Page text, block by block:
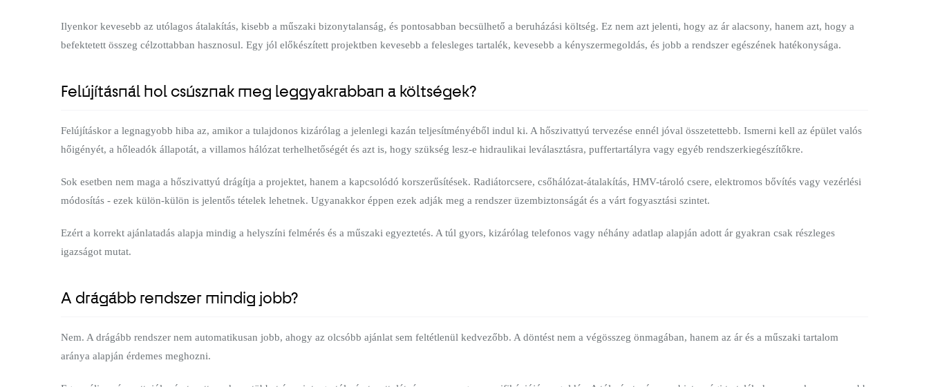
Ilyenkor kevesebb az utólagos átalakítás, kisebb a műszaki bizonytalanság, és pontosabban becsülhető a beruházási költség. Ez nem azt jelenti, hogy az ár alacsony, hanem azt, hogy a
befektetett összeg célzottabban hasznosul. Egy jól előkészített projektben kevesebb a felesleges tartalék, kevesebb a kényszermegoldás, és jobb a rendszer egészének hatékonysága.
Felújításnál hol csúsznak meg leggyakrabban a költségek?
Felújításkor a legnagyobb hiba az, amikor a tulajdonos kizárólag a jelenlegi kazán teljesítményéből indul ki. A hőszivattyú tervezése ennél jóval összetettebb. Ismerni kell az épület valós
hőigényét, a hőleadók állapotát, a villamos hálózat terhelhetőségét és azt is, hogy szükség lesz-e hidraulikai leválasztásra, puffertartályra vagy egyéb rendszerkiegészítőkre.
Sok esetben nem maga a hőszivattyú drágítja a projektet, hanem a kapcsolódó korszerűsítések. Radiátorcsere, csőhálózat-átalakítás, HMV-tároló csere, elektromos bővítés vagy vezérlési
módosítás - ezek külön-külön is jelentős tételek lehetnek. Ugyanakkor éppen ezek adják meg a rendszer üzembiztonságát és a várt fogyasztási szintet.
Ezért a korrekt ajánlatadás alapja mindig a helyszíni felmérés és a műszaki egyeztetés. A túl gyors, kizárólag telefonos vagy néhány adatlap alapján adott ár gyakran csak részleges
igazságot mutat.
A drágább rendszer mindig jobb?
Nem. A drágább rendszer nem automatikusan jobb, ahogy az olcsóbb ajánlat sem feltétlenül kedvezőbb. A döntést nem a végösszeg önmagában, hanem az ár és a műszaki tartalom
aránya alapján érdemes meghozni.